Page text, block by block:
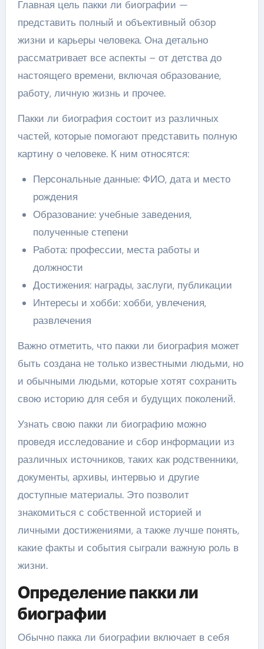
Главная цель пакки ли биографии —
представить полный и объективный обзор
жизни и карьеры человека. Она детально
рассматривает все аспекты – от детства до
настоящего времени, включая образование,
работу, личную жизнь и прочее.
Пакки ли биография состоит из различных
частей, которые помогают представить полную
картину о человеке. К ним относятся:
Персональные данные: ФИО, дата и место
рождения
Образование: учебные заведения,
полученные степени
Работа: профессии, места работы и
должности
Достижения: награды, заслуги, публикации
Интересы и хобби: хобби, увлечения,
развлечения
Важно отметить, что пакки ли биография может
быть создана не только известными людьми, но
и обычными людьми, которые хотят сохранить
свою историю для себя и будущих поколений.
Узнать свою пакки ли биографию можно
проведя исследование и сбор информации из
различных источников, таких как родственники,
документы, архивы, интервью и другие
доступные материалы. Это позволит
знакомиться с собственной историей и
личными достижениями, а также лучше понять,
какие факты и события сыграли важную роль в
жизни.
Определение пакки ли
биографии
Обычно пакка ли биографии включает в себя